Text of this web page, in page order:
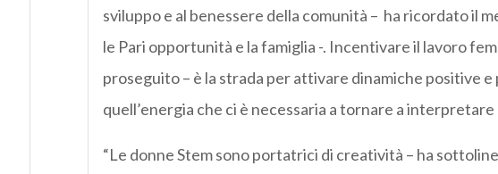
sviluppo e al benessere della comunità – ha ricordato il
le Pari opportunità e la famiglia -. Incentivare il lavoro
proseguito – è la strada per attivare dinamiche positive
quell’energia che ci è necessaria a tornare a
“Le donne Stem sono portatrici di creatività – ha